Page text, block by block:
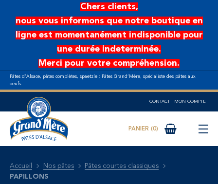
Aller au contenu principalChers clients,
nous vous informons que notre boutique en
ligne est momentanément indisponible pour
une durée indeterminée.
Merci pour votre compréhension.
Pâtes d’Alsace, pâtes complètes, spaetzle : Pâtes Grand’Mère, spécialiste des pâtes aux
oeufs.
CONTACT MON COMPTE
0
Accueil Nos pâtes
Pâtes courtes classiques
PAPILLONS